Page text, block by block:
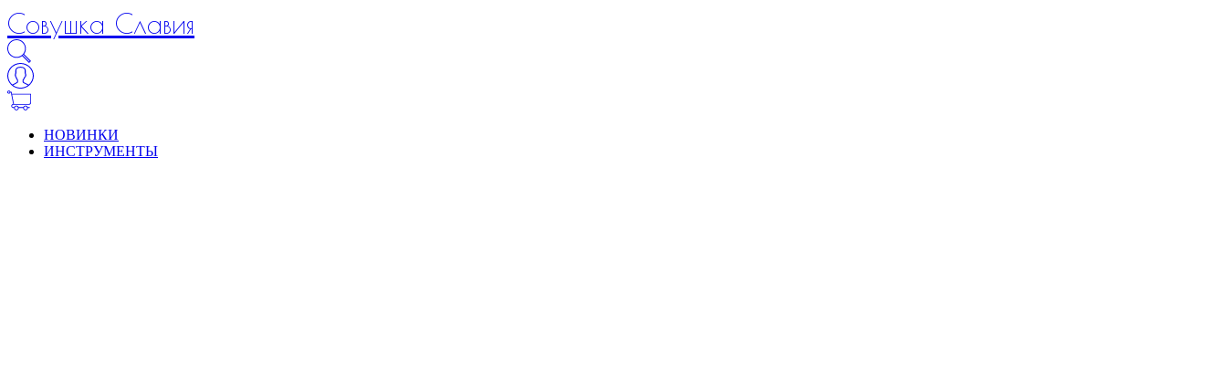
Совушка Славия
НОВИНКИ
ИНСТРУМЕНТЫ